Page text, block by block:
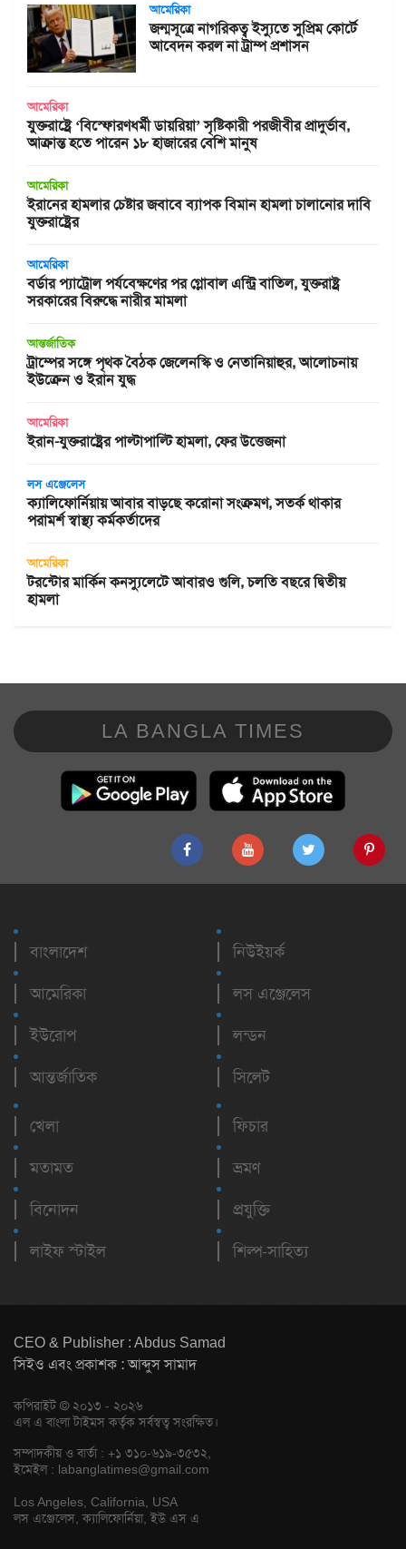
আমেরিকা
জন্মসূত্রে নাগরিকত্ব ইস্যুতে সুপ্রিম কোর্টে
আবেদন করল না ট্রাম্প প্রশাসন
আমেরিকা
যুক্তরাষ্ট্রে ‘বিস্ফোরণধর্মী ডায়রিয়া’ সৃষ্টিকারী পরজীবীর প্রাদুর্ভাব,
আক্রান্ত হতে পারেন ১৮ হাজারের বেশি মানুষ
আমেরিকা
ইরানের হামলার চেষ্টার জবাবে ব্যাপক বিমান হামলা চালানোর দাবি
যুক্তরাষ্ট্রের
আমেরিকা
বর্ডার প্যাট্রোল পর্যবেক্ষণের পর গ্লোবাল এন্ট্রি বাতিল, যুক্তরাষ্ট্র
সরকারের বিরুদ্ধে নারীর মামলা
আন্তর্জাতিক
ট্রাম্পের সঙ্গে পৃথক বৈঠক জেলেনস্কি ও নেতানিয়াহুর, আলোচনায়
ইউক্রেন ও ইরান যুদ্ধ
আমেরিকা
ইরান-যুক্তরাষ্ট্রের পাল্টাপাল্টি হামলা, ফের উত্তেজনা
লস এঞ্জেলেস
ক্যালিফোর্নিয়ায় আবার বাড়ছে করোনা সংক্রমণ, সতর্ক থাকার
পরামর্শ স্বাস্থ্য কর্মকর্তাদের
আমেরিকা
টরন্টোর মার্কিন কনস্যুলেটে আবারও গুলি, চলতি বছরে দ্বিতীয়
হামলা
LA BANGLA TIMES
বাংলাদেশ
আমেরিকা
ইউরোপ
আন্তর্জাতিক
নিউইয়র্ক
লস এঞ্জেলেস
লন্ডন
সিলেট
খেলা
মতামত
বিনোদন
লাইফ স্টাইল
ফিচার
ভ্রমণ
প্রযুক্তি
শিল্প-সাহিত্য
CEO & Publisher : Abdus Samad
সিইও এবং প্রকাশক : আব্দুস সামাদ
কপিরাইট © ২০১৩ - ২০২৬
এল এ বাংলা টাইমস কর্তৃক সর্বস্বত্ব সংরক্ষিত।
সম্পাদকীয় ও বার্তা : +১ ৩১০-৬১৯-৩৫৩২,
ইমেইল : labanglatimes@gmail.com
Los Angeles, California, USA
লস এঞ্জেলেস, ক্যালিফোর্নিয়া, ইউ এস এ